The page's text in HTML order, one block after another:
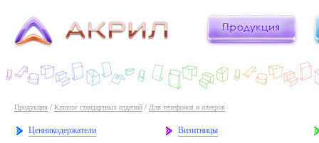
Продукция / Каталог стандартных изделий / Для телефонов и плееров
Ценникодержатели Визитницы